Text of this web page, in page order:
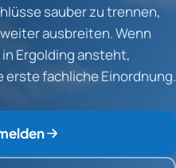
sauber zu trennen,
ausbreiten. Wenn
Ergolding ansteht,
fachliche Einordnung.